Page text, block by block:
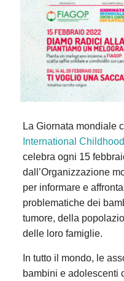
La Giornata mondiale
International
celebra ogni 15
dall’Organizzazione
per informare e
problematiche dei
tumore, della
delle loro famiglie.
In tutto il mondo, le
bambini e adolescenti